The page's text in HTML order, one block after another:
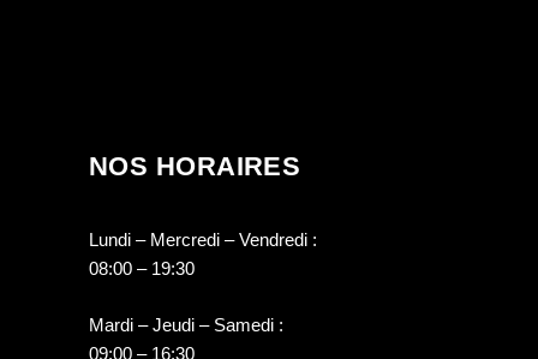
NOS HORAIRES
Lundi – Mercredi – Vendredi :
08:00 – 19:30
Mardi – Jeudi – Samedi :
09:00 – 16:30